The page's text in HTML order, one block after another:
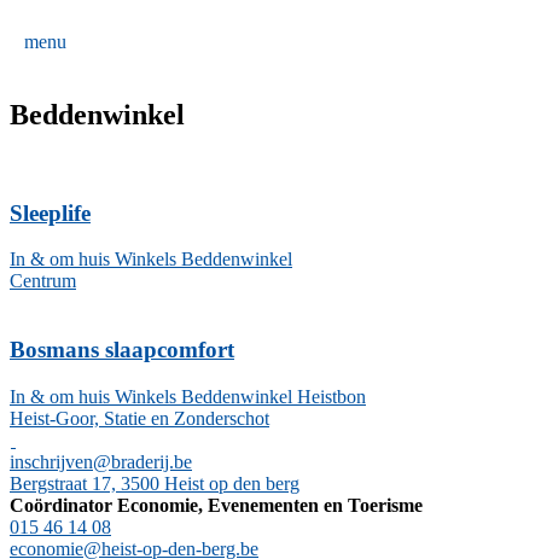
menu
Beddenwinkel
Sleeplife
In & om huis Winkels Beddenwinkel
Centrum
Bosmans slaapcomfort
In & om huis Winkels Beddenwinkel Heistbon
Heist-Goor, Statie en Zonderschot
inschrijven@braderij.be
Bergstraat 17, 3500 Heist op den berg
Coördinator Economie, Evenementen en Toerisme
015 46 14 08
economie@heist-op-den-berg.be